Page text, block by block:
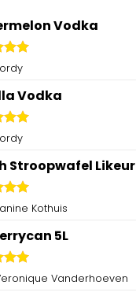
Vodka
Vodka
Stroopwafel Likeur
Kothuis
5L
Vanderhoeven